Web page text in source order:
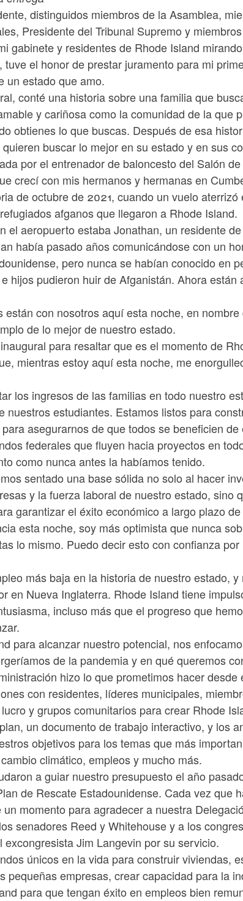
distinguidos miembros de la Asamblea,
Presidente del Tribunal Supremo y
gabinete y residentes de Rhode Island
el honor de prestar juramento para mi
un estado que amo.
conté una historia sobre una familia que
y cariñosa como la comunidad de la que
obtienes lo que buscas. Después de esa
buscar lo mejor en su estado y en sus
por el entrenador de baloncesto del Salón
crecí con mis hermanos y hermanas en
de octubre de 2021, cuando un vuelo
afganos que llegaron a Rhode Island.
el aeropuerto estaba Jonathan, un residente
había pasado años comunicándose con un
pero nunca se habían conocido en
hijos pudieron huir de Afganistán. Ahora
están con nosotros aquí esta noche, en
de lo mejor de nuestro estado.
para resaltar que es el momento de
mientras estoy aquí esta noche, me
los ingresos de las familias en todo nuestro
nuestros estudiantes. Estamos listos para
asegurarnos de que todos se beneficien de
federales que fluyen hacia proyectos en
como nunca antes la habíamos tenido.
sentado una base sólida no solo al hacer
y la fuerza laboral de nuestro estado, sino
garantizar el éxito económico a largo plazo
esta noche, soy más optimista que nunca
lo mismo. Puedo decir esto con confianza
más baja en la historia de nuestro estado,
en Nueva Inglaterra. Rhode Island tiene
incluso más que el progreso que
para alcanzar nuestro potencial, nos
de la pandemia y en qué queremos
hizo lo que prometimos hacer
con residentes, líderes municipales,
y grupos comunitarios para crear Rhode
un documento de trabajo interactivo, y los
objetivos para los temas que más
climático, empleos y mucho más.
a guiar nuestro presupuesto el año
de Rescate Estadounidense. Cada vez que
momento para agradecer a nuestra
senadores Reed y Whitehouse y a los
Jim Langevin por su servicio.
únicos en la vida para construir viviendas,
pequeñas empresas, crear capacidad para la
para que tengan éxito en empleos bien